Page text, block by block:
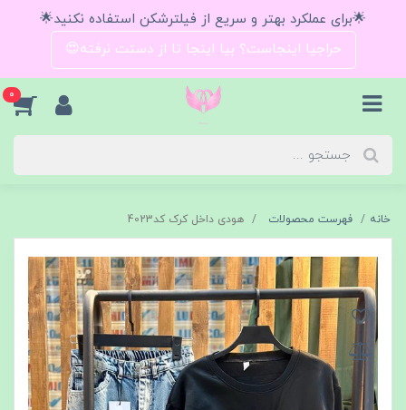
🌟برای عملکرد بهتر و سریع از فیلترشکن استفاده نکنید🌟
حراجیا اینجاست؟ بیا اینجا تا از دستت نرفته😍
0
خانه فهرست محصولات هودی داخل کرک کد4023